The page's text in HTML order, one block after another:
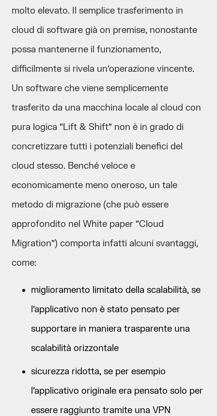
molto elevato. Il semplice trasferimento in
cloud di software già on premise, nonostante
possa mantenerne il funzionamento,
difficilmente si rivela un’operazione vincente.
Un software che viene semplicemente
trasferito da una macchina locale al cloud con
pura logica “Lift & Shift” non è in grado di
concretizzare tutti i potenziali benefici del
cloud stesso. Benché veloce e
economicamente meno oneroso, un tale
metodo di migrazione (che può essere
approfondito nel White paper “Cloud
Migration”) comporta infatti alcuni svantaggi,
come:
miglioramento limitato della scalabilità, se
l’applicativo non è stato pensato per
supportare in maniera trasparente una
scalabilità orizzontale
sicurezza ridotta, se per esempio
l’applicativo originale era pensato solo per
essere raggiunto tramite una VPN